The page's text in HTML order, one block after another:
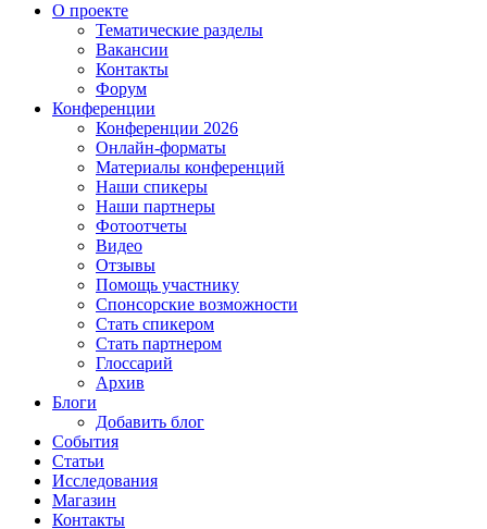
О проекте
Тематические разделы
Вакансии
Контакты
Форум
Конференции
Конференции 2026
Онлайн-форматы
Материалы конференций
Наши спикеры
Наши партнеры
Фотоотчеты
Видео
Отзывы
Помощь участнику
Спонсорские возможности
Стать спикером
Стать партнером
Глоссарий
Архив
Блоги
Добавить блог
События
Статьи
Исследования
Магазин
Контакты